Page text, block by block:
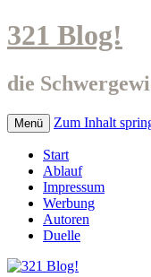
321 Blog!
die
Menü Zum Inhalt
Start
Ablauf
Impressum
Werbung
Autoren
Duelle